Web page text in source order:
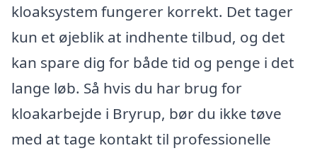
kloaksystem fungerer korrekt. Det tager
kun et øjeblik at indhente tilbud, og det
kan spare dig for både tid og penge i det
lange løb. Så hvis du har brug for
kloakarbejde i Bryrup, bør du ikke tøve
med at tage kontakt til professionelle